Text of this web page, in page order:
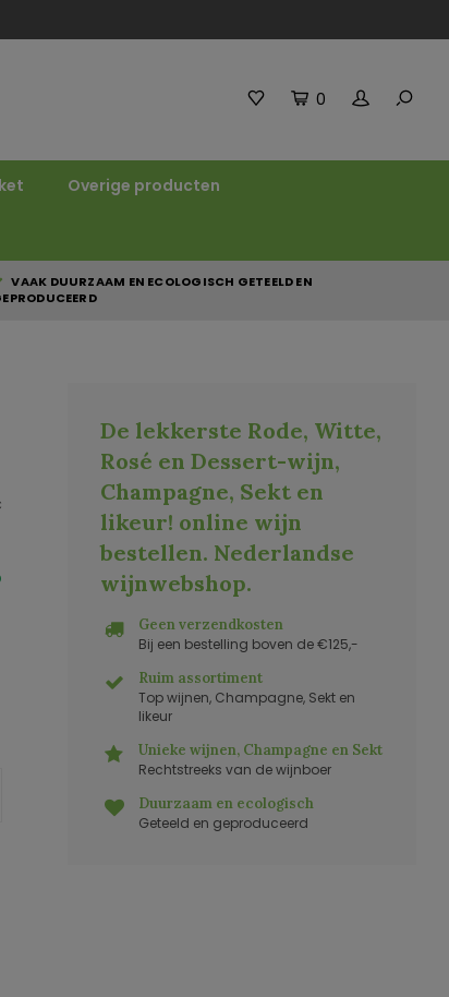
0
Overige producten
VAAK DUURZAAM EN ECOLOGISCH GETEELD EN
De lekkerste Rode, Witte,
Rosé en Dessert-wijn,
Champagne, Sekt en
likeur! online wijn
bestellen. Nederlandse
wijnwebshop.
Geen verzendkosten
Bij een bestelling boven de €125,-
Ruim assortiment
Top wijnen, Champagne, Sekt en
likeur
Unieke wijnen, Champagne en Sekt
Rechtstreeks van de wijnboer
Duurzaam en ecologisch
Geteeld en geproduceerd